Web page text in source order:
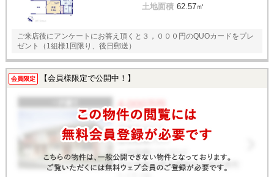
土地面積 62.57㎡
ご来店後にアンケートにお答え頂くと３，０００円のQUOカードをプレ
ゼント（1組様1回限り、後日郵送）
会員限定 【会員様限定で公開中！】